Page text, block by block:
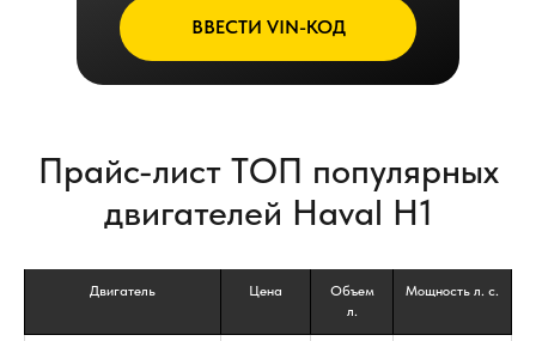
ВВЕСТИ VIN-КОД
Прайс-лист ТОП популярных
двигателей Haval H1
Двигатель Цена
Объем
л.
Мощность л. с.